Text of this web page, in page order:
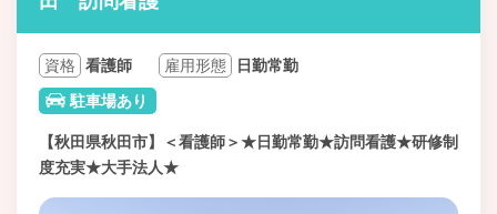
資格 看護師 雇用形態
日勤常勤
駐車場あり
【秋田県秋田市】＜看護師＞★日勤常勤★訪問看護★研修制
度充実★大手法人★